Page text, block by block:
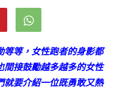
等等，女性跑者的身影都
間接鼓勵越多越多的女性
就要介紹一位既勇敢又熱